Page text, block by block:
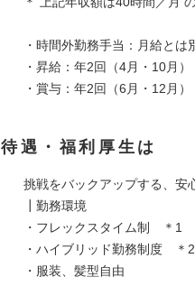
・時間外勤務手当：月給とは
・昇給：年2回（4月・10月）
・賞与：年2回（6月・12月）
待遇・福利厚生は
挑戦をバックアップする、安
┃勤務環境
・フレックスタイム制 ＊1
・ハイブリッド勤務制度 ＊2
・服装、髪型自由